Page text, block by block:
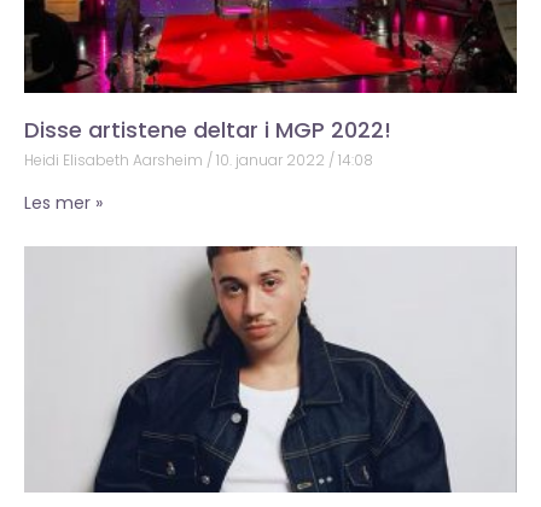
Disse artistene deltar i MGP 2022!
Heidi Elisabeth Aarsheim 10. januar 2022 14:08
Les mer »